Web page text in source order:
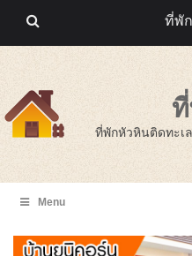
ที่พักหัวหินติดทะเ
Menu
ที่พั